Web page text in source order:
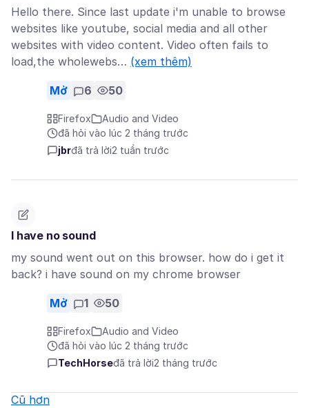
Hello there. Since last update i'm unable to browse
websites like youtube, social media and all other
websites with video content. Video often fails to
load,the wholewebs… (xem thêm)
Mở 6 50
Firefox
Audio and Video
đã hỏi vào lúc 2 tháng trước
jbrđã trả lời2 tuần trước
I have no sound
my sound went out on this browser. how do i get it
back? i have sound on my chrome browser
Mở 1 50
Firefox
Audio and Video
đã hỏi vào lúc 2 tháng trước
TechHorseđã trả lời2 tháng trước
Cũ hơn